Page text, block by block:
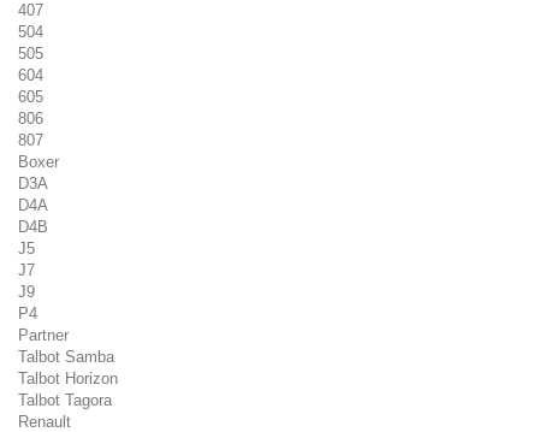
407
504
505
604
605
806
807
Boxer
D3A
D4A
D4B
J5
J7
J9
P4
Partner
Talbot Samba
Talbot Horizon
Talbot Tagora
Renault